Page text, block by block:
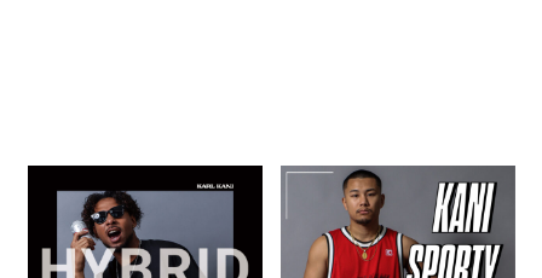
KARL KANI SUMMER
HYBRID
2026.07.10
KANI SPORTY
2026.07.03
KARL KANI 特集一覧